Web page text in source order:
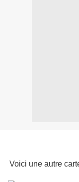
Voici une autre